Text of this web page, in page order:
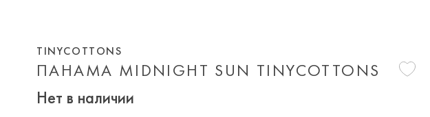
ПАНАМА MIDNIGHT SUN TINYCOTTONS
TINYCOTTONS
Нет в наличии